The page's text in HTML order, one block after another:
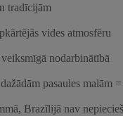
tradīcijām
vides atmosfēru
nodarbinātībā
pasaules malām
Brazīlijā nav